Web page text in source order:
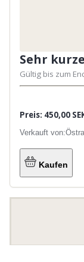
Sehr
Gültig bis zum
Preis: 450,00
Verkauft von:
Kaufen